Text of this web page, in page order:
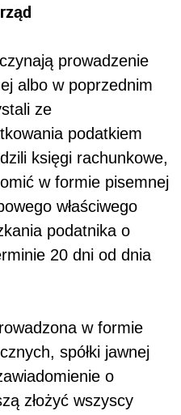
prowadzenie
albo w poprzednim
ze
podatkiem
księgi rachunkowe,
w formie pisemnej
właściwego
podatnika o
20 dni od dnia
w formie
spółki jawnej
o
złożyć wszyscy